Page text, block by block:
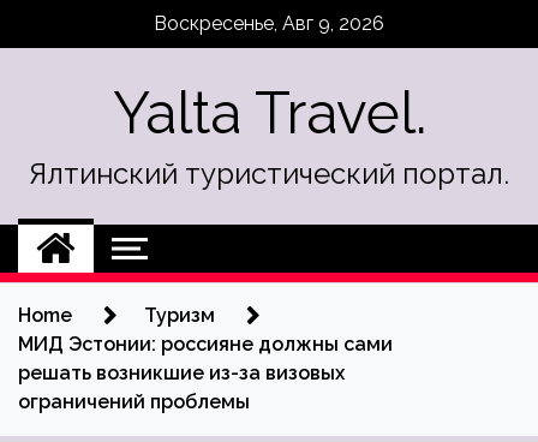
Воскресенье, Авг 9, 2026
Yalta Travel.
Ялтинский туристический портал.
Home
Туризм
МИД Эстонии: россияне должны сами
решать возникшие из-за визовых
ограничений проблемы